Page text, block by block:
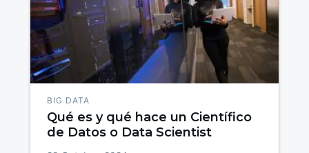
BIG DATA
Qué es y qué hace un Científico
de Datos o Data Scientist